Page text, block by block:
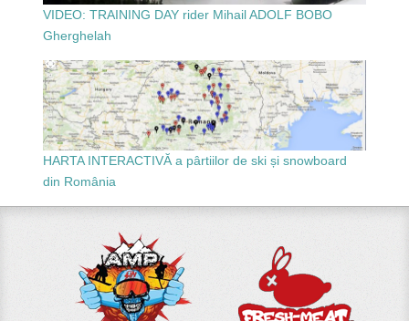
VIDEO: TRAINING DAY rider Mihail ADOLF BOBO
Gherghelah
HARTA INTERACTIVĂ a pârtiilor de ski și snowboard
din România